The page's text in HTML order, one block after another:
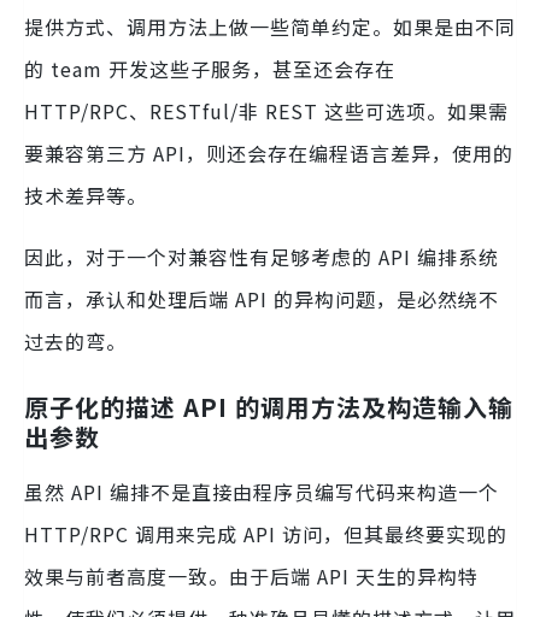
提供方式、调用方法上做一些简单约定。如果是由不同
的 team 开发这些子服务，甚至还会存在
HTTP/RPC、RESTful/非 REST 这些可选项。如果需
要兼容第三方 API，则还会存在编程语言差异，使用的
技术差异等。
因此，对于一个对兼容性有足够考虑的 API 编排系统
而言，承认和处理后端 API 的异构问题，是必然绕不
过去的弯。
原子化的描述 API 的调用方法及构造输入输
出参数
虽然 API 编排不是直接由程序员编写代码来构造一个
HTTP/RPC 调用来完成 API 访问，但其最终要实现的
效果与前者高度一致。由于后端 API 天生的异构特